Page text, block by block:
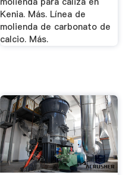
Kenia. Más. Línea de
molienda de carbonato de
calcio. Más.